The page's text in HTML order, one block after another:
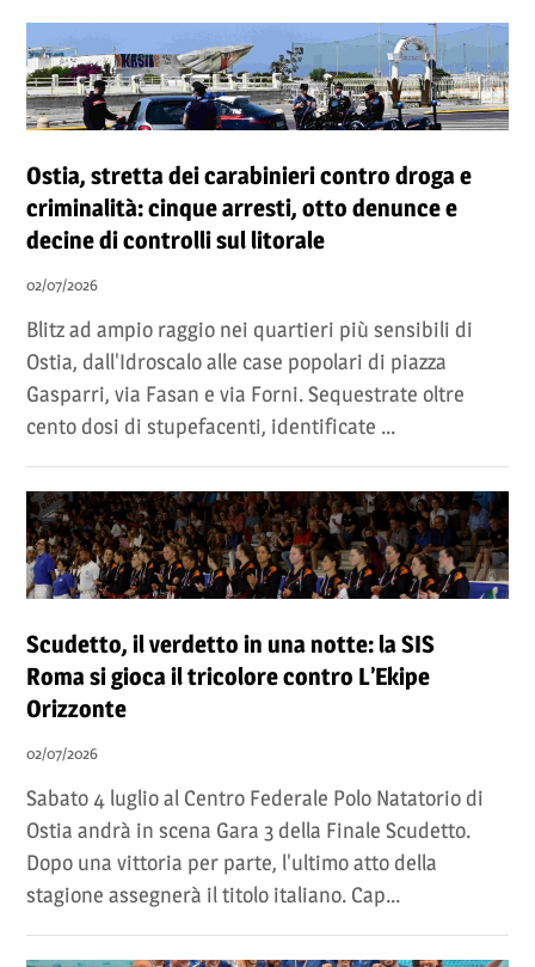
Ostia, stretta dei carabinieri contro droga e
criminalità: cinque arresti, otto denunce e
decine di controlli sul litorale
02/07/2026
Blitz ad ampio raggio nei quartieri più sensibili di
Ostia, dall'Idroscalo alle case popolari di piazza
Gasparri, via Fasan e via Forni. Sequestrate oltre
cento dosi di stupefacenti, identificate ...
Scudetto, il verdetto in una notte: la SIS
Roma si gioca il tricolore contro L’Ekipe
Orizzonte
02/07/2026
Sabato 4 luglio al Centro Federale Polo Natatorio di
Ostia andrà in scena Gara 3 della Finale Scudetto.
Dopo una vittoria per parte, l'ultimo atto della
stagione assegnerà il titolo italiano. Cap...